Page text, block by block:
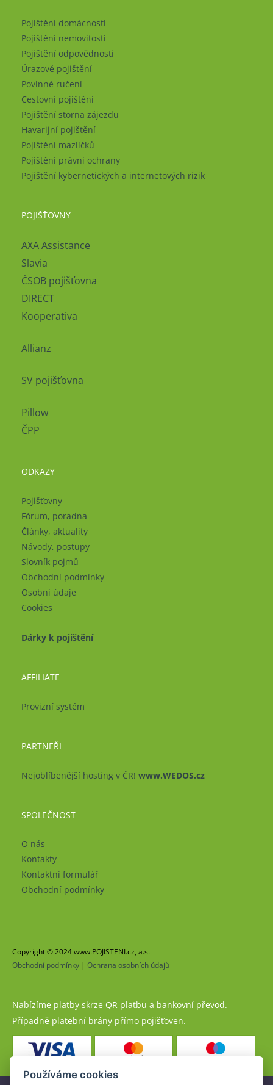
Pojištění domácnosti
Pojištění nemovitosti
Pojištění odpovědnosti
Úrazové pojištění
Povinné ručení
Cestovní pojištění
Pojištění storna zájezdu
Havarijní pojištění
Pojištění mazlíčků
Pojištění právní ochrany
Pojištění kybernetických a internetových rizik
POJIŠŤOVNY
AXA Assistance
Slavia
ČSOB pojišťovna
DIRECT
Kooperativa
Allianz
SV pojišťovna
Pillow
ČPP
ODKAZY
Pojišťovny
Fórum, poradna
Články, aktuality
Návody, postupy
Slovník pojmů
Obchodní podmínky
Osobní údaje
Cookies
Dárky k pojištění
AFFILIATE
Provizní systém
PARTNEŘI
Nejoblíbenější hosting v ČR! www.WEDOS.cz
SPOLEČNOST
O nás
Kontakty
Kontaktní formulář
Obchodní podmínky
Copyright © 2024 www.POJISTENI.cz, a.s.
Obchodní podmínky | Ochrana osobních údajů
Nabízíme platby skrze QR platbu a bankovní převod.
Případně platební brány přímo pojišťoven.
Používáme cookies